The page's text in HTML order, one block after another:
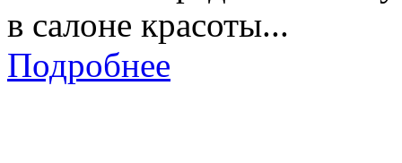
в салоне красоты...
Подробнее